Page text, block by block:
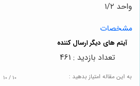
واحد ۱/۲
مشخصات
به این مقاله امتیاز بدهید : 10 / 10
تعداد بازدید : 461